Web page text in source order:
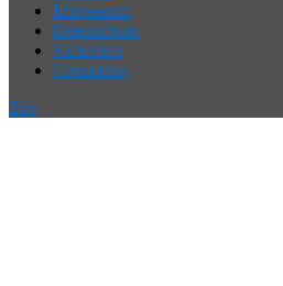
Impressum
Datenschutz
Sicherheit
Grounding
Top